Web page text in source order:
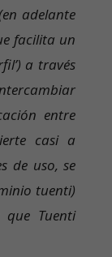
adelante
facilita un
a través
entre
casi a
de uso, se
tuenti)
Tuenti